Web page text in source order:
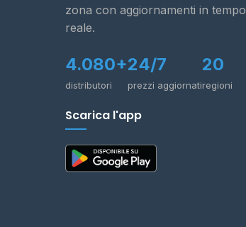
zona con aggiornamenti in tempo
reale.
4.080+
distributori
24/7
prezzi aggiornati
20
regioni
Scarica l'app